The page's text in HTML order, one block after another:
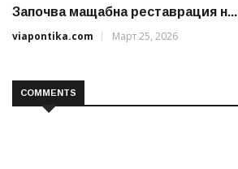
Започва мащабна реставрация н...
viapontika.com
Март 25, 2026
COMMENTS